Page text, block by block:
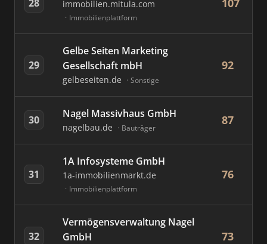
28 immobilien.mitula.com
Immobilienplattform
107
29
Gelbe Seiten Marketing
Gesellschaft mbH
gelbeseiten.de Sonstige
92
30 Nagel Massivhaus GmbH
nagelbau.de Bauträger
87
31
1A Infosysteme GmbH
1a-immobilienmarkt.de
Immobilienplattform
76
32
Vermögensverwaltung Nagel
GmbH
73